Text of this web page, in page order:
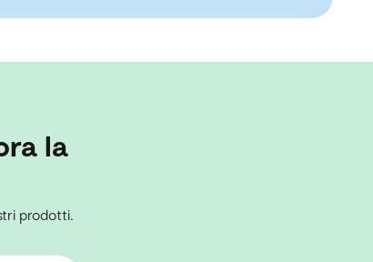
la
prodotti.